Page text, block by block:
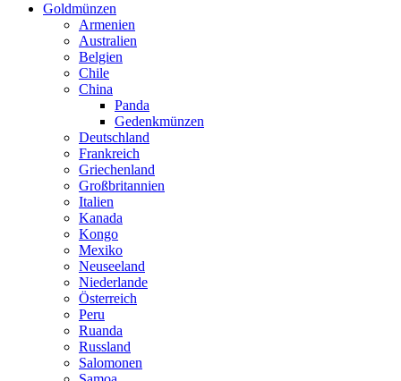
Goldmünzen
Armenien
Australien
Belgien
Chile
China
Panda
Gedenkmünzen
Deutschland
Frankreich
Griechenland
Großbritannien
Italien
Kanada
Kongo
Mexiko
Neuseeland
Niederlande
Österreich
Peru
Ruanda
Russland
Salomonen